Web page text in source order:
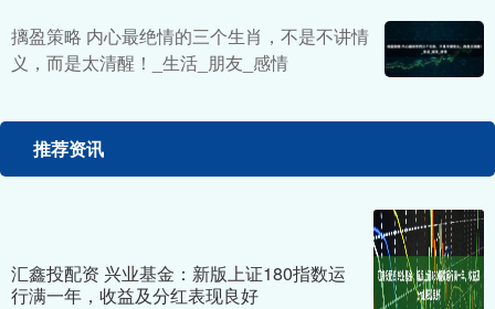
摛盈策略 内心最绝情的三个生肖，不是不讲情
义，而是太清醒！_生活_朋友_感情
推荐资讯
汇鑫投配资 兴业基金：新版上证180指数运
行满一年，收益及分红表现良好